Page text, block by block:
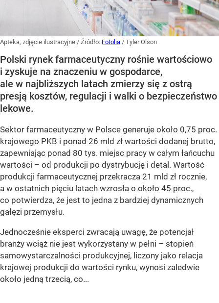
Apteka, zdjęcie ilustracyjne / Źródło: Fotolia / Tyler Olson
Polski rynek farmaceutyczny rośnie wartościowo
i zyskuje na znaczeniu w gospodarce,
ale w najbliższych latach zmierzy się z ostrą
presją kosztów, regulacji i walki o bezpieczeństwo
lekowe.
Sektor farmaceutyczny w Polsce generuje około 0,75 proc.
krajowego PKB i ponad 26 mld zł wartości dodanej brutto,
zapewniając ponad 80 tys. miejsc pracy w całym łańcuchu
wartości – od produkcji po dystrybucję i detal. Wartość
produkcji farmaceutycznej przekracza 21 mld zł rocznie,
a w ostatnich pięciu latach wzrosła o około 45 proc.,
co potwierdza, że jest to jedna z bardziej dynamicznych
gałęzi przemysłu.
Jednocześnie eksperci zwracają uwagę, że potencjał
branży wciąż nie jest wykorzystany w pełni – stopień
samowystarczalności produkcyjnej, liczony jako relacja
krajowej produkcji do wartości rynku, wynosi zaledwie
około jedną trzecią, co...